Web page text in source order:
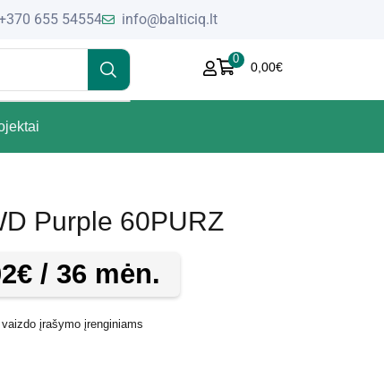
655 54554 info@balticiq.lt
0
0,00€
Purple 60PURZ
€ / 36 mėn.
įrašymo įrenginiams